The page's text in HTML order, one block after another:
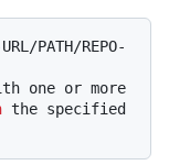
PATH/REPO-
one or more
the specified